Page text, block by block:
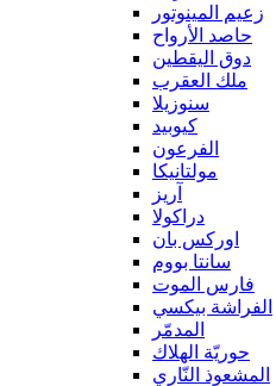
زعيم المينوتور
حاصد الأرواح
دوق اليقطين
ملك العقرب
سنوزيلا
كيوبيد
الفرعون
مولتانيكا
آريز
دراكولا
اوركس بان
سانتا بووم
فارس الموت
الفراشة بيكسي
المدمّر
حوريّة الهلاك
المشعوذ النّاري